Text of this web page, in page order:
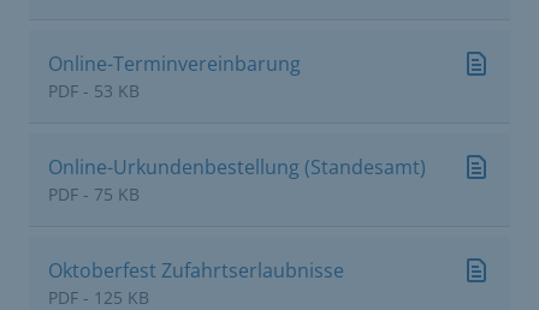
Online-Terminvereinbarung
PDF - 53 KB
Online-Urkundenbestellung (Standesamt)
PDF - 75 KB
Oktoberfest Zufahrtserlaubnisse
PDF - 125 KB